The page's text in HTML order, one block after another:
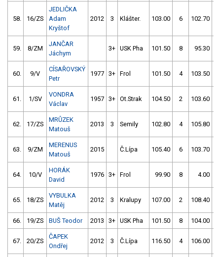
58. 16/ZS
JEDLIČKA
Adam
Kryštof
2012 3 Klášter. 103.00 6 102.70
59. 8/ZM
JANČAR
Jáchym
3+ USK Pha 101.50 8 95.30
60. 9/V
CÍSAŘOVSKÝ
Petr
1977 3+ Frol 101.50 4 103.50
61. 1/SV
VONDRA
Václav
1957 3+ Ot.Strak 104.50 2 103.60
62. 17/ZS
MRŮZEK
Matouš
2013 3 Semily 102.80 4 105.80
63. 9/ZM
MERENUS
Matouš
2015 Č.Lípa 105.40 6 103.70
64. 10/V
HORÁK
David
1976 3+ Frol 99.90 8 4.00
65. 18/ZS
VYBULKA
Matěj
2012 3 Kralupy 107.00 2 108.40
66. 19/ZS BUŠ Teodor 2013 3+ USK Pha 101.50 8 104.00
67. 20/ZS
ČAPEK
Ondřej
2012 3 Č.Lípa 116.50 4 106.00